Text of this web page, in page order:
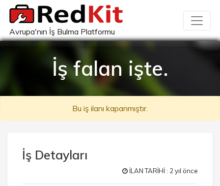
Avrupa'nın İş Bulma Platformu
İş falan işte.
Bu iş ilanı kapanmıştır.
İş Detayları
İLAN TARİHİ : 2 yıl önce